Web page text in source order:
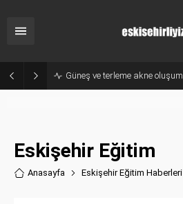
Eskişehir Eğitim
Anasayfa Eskişehir Eğitim Haberleri